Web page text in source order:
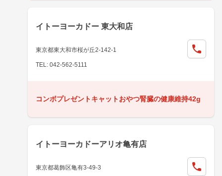
イトーヨーカドー 東大和店
東京都東大和市桜が丘2-142-1
TEL: 042-562-5111
コンボプレゼントキャットおやつ腎臓の健康維持42g
イトーヨーカドーアリオ亀有店
東京都葛飾区亀有3-49-3